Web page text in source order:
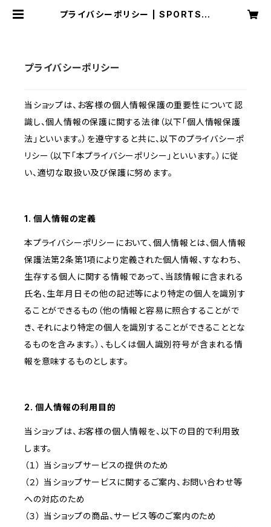
プライバシーポリシー | SPORTS S
プライバシーポリシー
当ショップは、お客様の個人情報保護の重要性について認
識し、個人情報の保護に関する法律（以下「個人情報保護
法」といいます。）を遵守すると共に、以下のプライバシーポ
リシー（以下「本プライバシーポリシー」といいます。）に従
い、適切な取扱い及び保護に努めます。
1. 個人情報の定義
本プライバシーポリシーにおいて、個人情報とは、個人情報
保護法第2条第1項により定義された個人情報、すなわち、
生存する個人に関する情報であって、当該情報に含まれる
氏名、生年月日その他の記述等により特定の個人を識別す
ることができるもの（他の情報と容易に照合することがで
き、それにより特定の個人を識別することができることとな
るものを含みます。）、もしくは個人識別符号が含まれる情
報を意味するものとします。
2. 個人情報の利用目的
当ショップは、お客様の個人情報を、以下の目的で利用致
します。
（１） 当ショップサービスの提供のため
（２） 当ショップサービスに関するご案内、お問い合わせ等
への対応のため
（３） 当ショップの商品、サービス等のご案内のため